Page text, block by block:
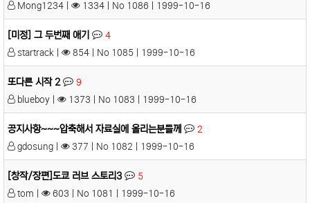
Mong1234 |
1334 | No 1086 | 1999-10-16
[미정] 그 두번째 애기
4
startrack |
854 | No 1085 | 1999-10-16
또다른 시작 2
9
blueboy |
1373 | No 1083 | 1999-10-16
공지사항~~~압축해서 자료실에 올리는분들께
2
gdosung |
377 | No 1082 | 1999-10-16
[창작/장편]도쿄 러브 스토리3
5
tom |
603 | No 1081 | 1999-10-16